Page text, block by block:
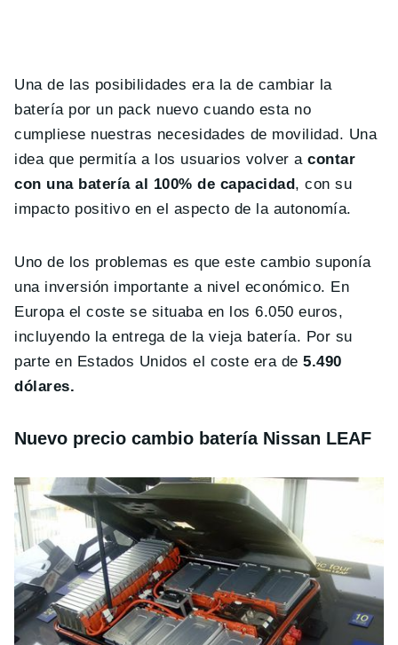
Una de las posibilidades era la de cambiar la
batería por un pack nuevo cuando esta no
cumpliese nuestras necesidades de movilidad. Una
idea que permitía a los usuarios volver a contar
con una batería al 100% de capacidad, con su
impacto positivo en el aspecto de la autonomía.
Uno de los problemas es que este cambio suponía
una inversión importante a nivel económico. En
Europa el coste se situaba en los 6.050 euros,
incluyendo la entrega de la vieja batería. Por su
parte en Estados Unidos el coste era de5.490
dólares.
Nuevo precio cambio batería Nissan LEAF